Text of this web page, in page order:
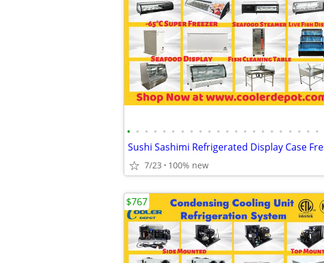
• • • • • • • • • • • • • • • • • • • • • •
7/23 100% new
$767